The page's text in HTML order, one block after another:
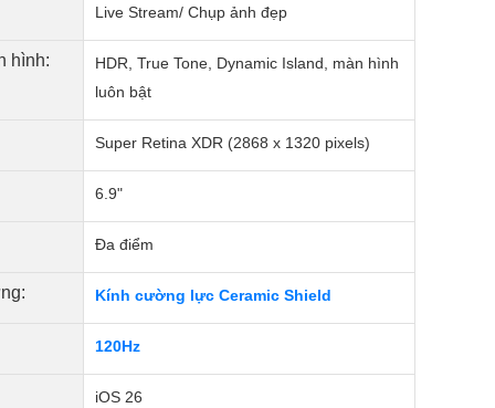
Live Stream/ Chụp ảnh đẹp
hình:
HDR, True Tone, Dynamic Island, màn hình
luôn bật
Super Retina XDR (2868 x 1320 pixels)
6.9"
Đa điểm
Kính cường lực Ceramic Shield
120Hz
iOS 26